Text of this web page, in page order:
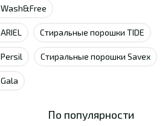
Стиральные порошки TIDE
Стиральные порошки Savex
По популярности